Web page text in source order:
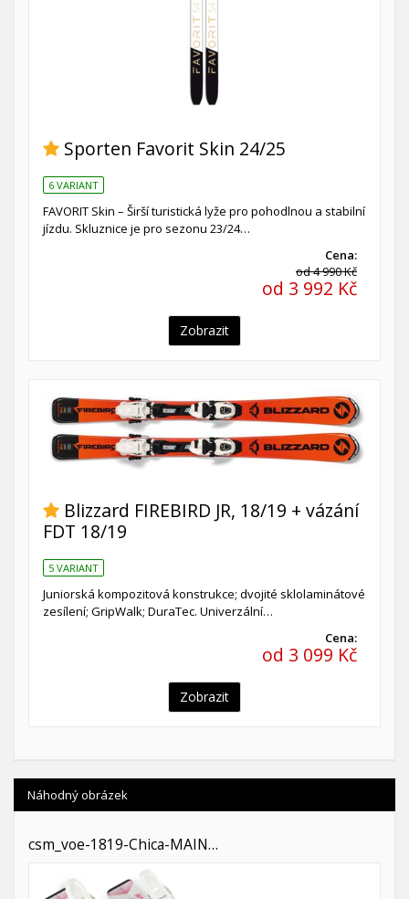
Sporten Favorit Skin 24/25
6 VARIANT
FAVORIT Skin – Širší turistická lyže pro pohodlnou a stabilní
jízdu. Skluznice je pro sezonu 23/24…
Cena:
od 4 990 Kč
od 3 992 Kč
Zobrazit
Blizzard FIREBIRD JR, 18/19 + vázání
FDT 18/19
5 VARIANT
Juniorská kompozitová konstrukce; dvojité sklolaminátové
zesílení; GripWalk; DuraTec. Univerzální…
Cena:
od 3 099 Kč
Zobrazit
Náhodný obrázek
csm_voe-1819-Chica-MAIN…